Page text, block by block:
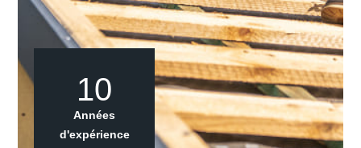
10
Années
d'expérience